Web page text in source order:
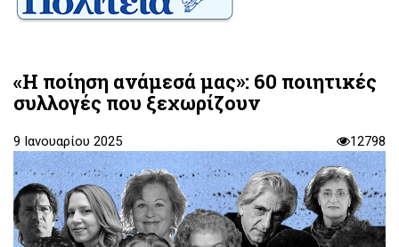
«Η ποίηση ανάμεσά μας»: 60 ποιητικές
συλλογές που ξεχωρίζουν
9 Ιανουαρίου 2025 12798